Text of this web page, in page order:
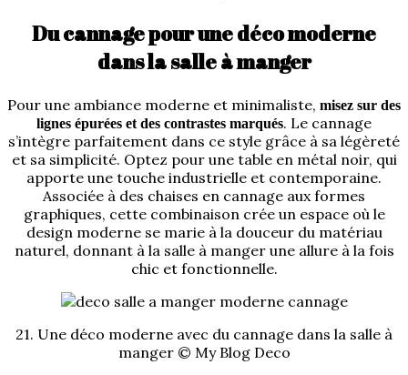
Du cannage pour une déco moderne
dans la salle à manger
Pour une ambiance moderne et minimaliste, misez sur des
lignes épurées et des contrastes marqués. Le cannage
s’intègre parfaitement dans ce style grâce à sa légèreté
et sa simplicité. Optez pour une table en métal noir, qui
apporte une touche industrielle et contemporaine.
Associée à des chaises en cannage aux formes
graphiques, cette combinaison crée un espace où le
design moderne se marie à la douceur du matériau
naturel, donnant à la salle à manger une allure à la fois
chic et fonctionnelle.
21. Une déco moderne avec du cannage dans la salle à
manger © My Blog Deco